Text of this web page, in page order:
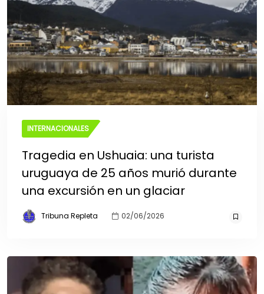
INTERNACIONALES
Tragedia en Ushuaia: una turista
uruguaya de 25 años murió durante
una excursión en un glaciar
Tribuna Repleta 02/06/2026